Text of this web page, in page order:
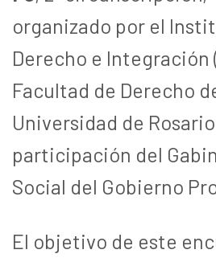
organizado por el
Derecho e Integración
Facultad de Derecho
Universidad de
participación del
Social del Gobierno
El objetivo de este